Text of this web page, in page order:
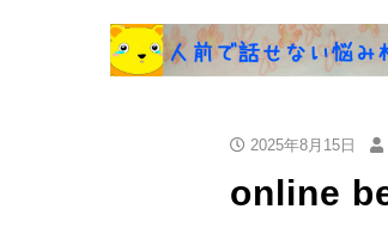
2025年8月15日
online